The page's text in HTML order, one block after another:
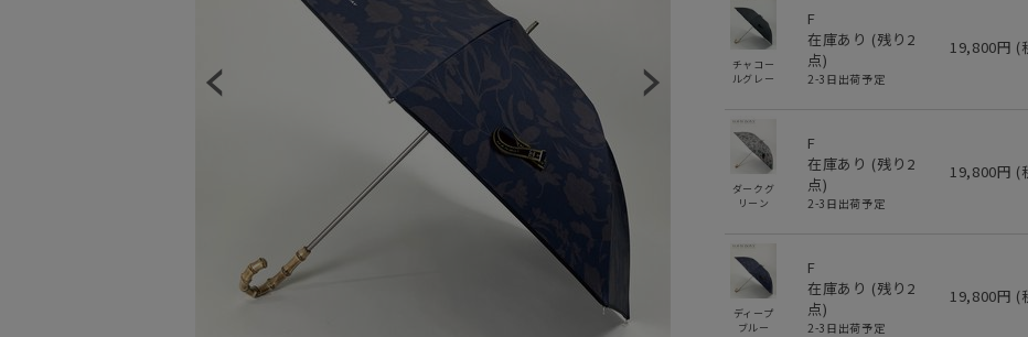
チャコー
ルグレー
F
在庫あり (残り 2
点)
2-3日出荷予定
19,800円 (
ダークグ
リーン
F
在庫あり (残り 2
点)
2-3日出荷予定
19,800円 (
ディープ
ブルー
F
在庫あり (残り 2
点)
2-3日出荷予定
19,800円 (